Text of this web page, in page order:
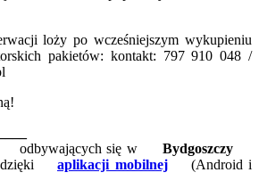
loży po wcześniejszym wykupieniu
pakietów: kontakt: 797 910 048 /
odbywających się wBydgoszczy
dzięki aplikacji mobilnej(Android i